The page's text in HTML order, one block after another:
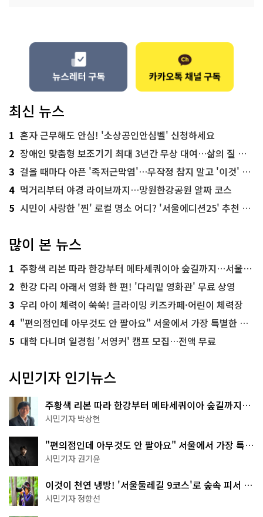
최신 뉴스
1 혼자 근무해도 안심! '소상공인안심벨' 신청하세요
2 장애인 맞춤형 보조기기 최대 3년간 무상 대여…삶의 질 높인다
3 걸을 때마다 아픈 '족저근막염'…무작정 참지 말고 '이것' 해보세요!
4 먹거리부터 야경 라이브까지…망원한강공원 알짜 코스
5 시민이 사랑한 '찐' 로컬 명소 어디? '서울에디션25' 추천 코스
많이 본 뉴스
1 주황색 리본 따라 한강부터 메타세쿼이아 숲길까지…서울둘레길 15코스
2 한강 다리 아래서 영화 한 편! '다리밑 영화관' 무료 상영
3 우리 아이 체력이 쑥쑥! 클라이밍 키즈카페·어린이 체력장
4 "편의점인데 아무것도 안 팔아요" 서울에서 가장 특별한 편의점의 정체
5 대학 다니며 일경험 '서영커' 캠프 모집…전액 무료
시민기자 인기뉴스
주황색 리본 따라 한강부터 메타세쿼이아 숲길까지…
서울둘레길 15코스
시민기자 박상현
"편의점인데 아무것도 안 팔아요" 서울에서 가장 특별
한 편의점의 정체
시민기자 권기윤
이것이 천연 냉방! '서울둘레길 9코스'로 숲속 피서 떠
나볼까
시민기자 정향선